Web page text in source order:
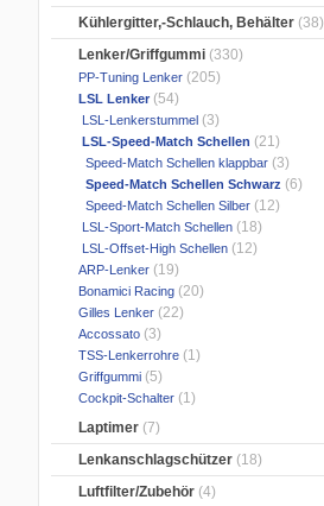
Kühlergitter,-Schlauch, Behälter (38)
Lenker/Griffgummi (330)
PP-Tuning Lenker (205)
LSL Lenker (54)
LSL-Lenkerstummel (3)
LSL-Speed-Match Schellen (21)
Speed-Match Schellen klappbar (3)
Speed-Match Schellen Schwarz (6)
Speed-Match Schellen Silber (12)
LSL-Sport-Match Schellen (18)
LSL-Offset-High Schellen (12)
ARP-Lenker (19)
Bonamici Racing (20)
Gilles Lenker (22)
Accossato (3)
TSS-Lenkerrohre (1)
Griffgummi (5)
Cockpit-Schalter (1)
Laptimer (7)
Lenkanschlagschützer (18)
Luftfilter/Zubehör (4)